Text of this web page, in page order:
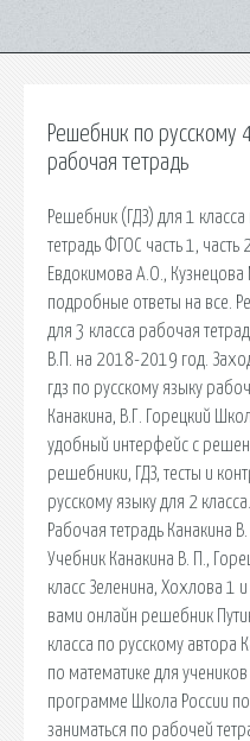
Решебник по русскому
рабочая тетрадь
Решебник (ГДЗ) для 1
тетрадь ФГОС часть 1,
Евдокимова А.О.,
подробные ответы на все.
для 3 класса рабочая
В.П. на 2018-2019 год.
гдз по русскому языку
Канакина, В.Г. Горецкий
удобный интерфейс с
решебники, ГДЗ, тесты и
русскому языку для 2
Рабочая тетрадь Канакина
Учебник Канакина В. П.,
класс Зеленина, Хохлова 1
вами онлайн решебник
класса по русскому автора
по математике для
программе Школа России
заниматься по рабочей